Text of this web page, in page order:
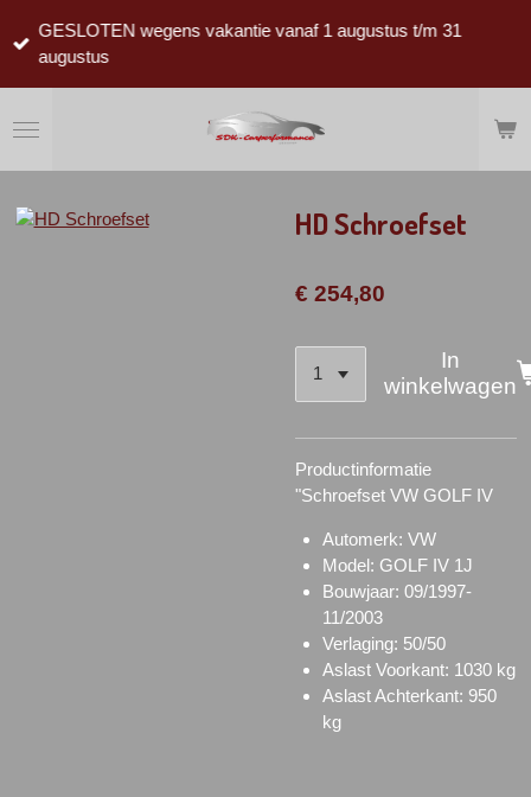
direct
hoofdinhoud
GESLOTEN wegens vakantie vanaf 1 augustus t/m 31
augustus
HD Schroefset
€ 254,80
In
winkelwagen
Productinformatie
"Schroefset VW GOLF IV
Automerk: VW
Model: GOLF IV 1J
Bouwjaar: 09/1997-
11/2003
Verlaging: 50/50
Aslast Voorkant: 1030 kg
Aslast Achterkant: 950
kg